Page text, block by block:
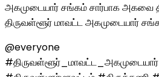
அகமுடையார் சங்கம் சார்பாக அகவை
திருவள்ளூர் மாவட்ட அகமுடையார்
@everyone